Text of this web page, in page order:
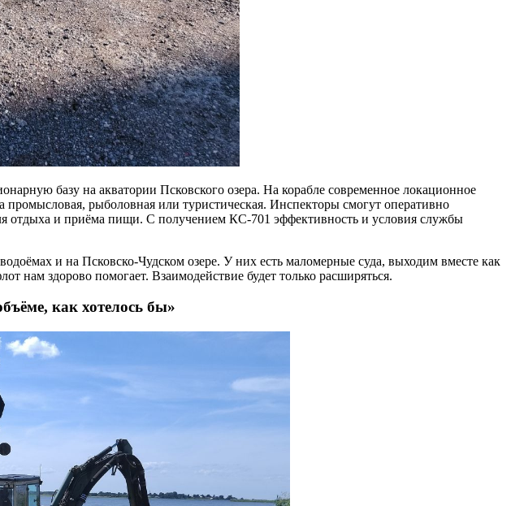
базу на акватории Псковского озера. На корабле современное локационное
рыболовная или туристическая. Инспекторы смогут оперативно
отдыха и приёма пищи. С получением КС-701 эффективность и условия службы
и на Псковско-Чудском озере. У них есть маломерные суда, выходим вместе как
нам здорово помогает. Взаимодействие будет только расширяться.
как хотелось бы»